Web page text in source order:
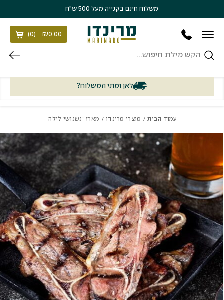
משלוח חינם בקנייה מעל 500 ש״ח
חיפוש
₪0.00
(
0
)
לאן ומתי המשלוח?
עמוד הבית/ מוצרי מרינדו/ מארז “נשנושי לילה”
כמות מארז "נשנושי לילה"